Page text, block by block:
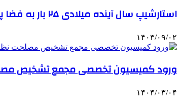
استارشیپ سال آینده میلادی ۲۵ بار به فضا پرتاب می شود
۱۴۰۳/۰۹/۰۲
ورود کمیسیون تخصصی مجمع تشخیص
۱۴۰۴/۰۳/۰۴